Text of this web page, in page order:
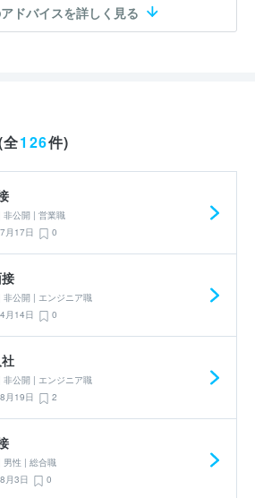
ドバイスを詳しく見る
126件)
非公開 | 営業職
月17日
0
公開 | エンジニア職
月14日
0
公開 | エンジニア職
月19日
2
男性 | 総合職
月3日
0